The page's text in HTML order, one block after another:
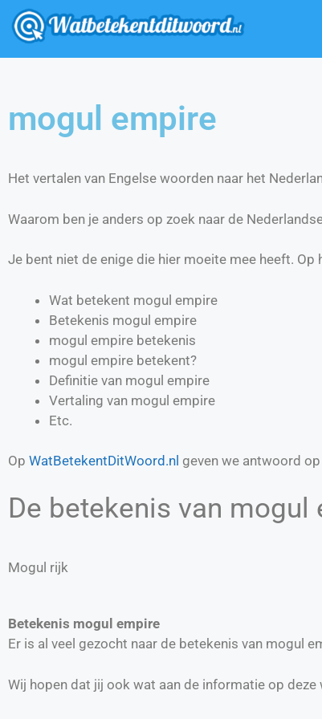
mogul empire
Het vertalen van Engelse woorden naar het
Waarom ben je anders op zoek naar de
Je bent niet de enige die hier moeite mee heeft.
Wat betekent mogul empire
Betekenis mogul empire
mogul empire betekenis
mogul empire betekent?
Definitie van mogul empire
Vertaling van mogul empire
Etc.
Op WatBetekentDitWoord.nl geven we antwoord
De betekenis van mogul
Mogul rijk
Betekenis mogul empire
Er is al veel gezocht naar de betekenis van mogul
Wij hopen dat jij ook wat aan de informatie op